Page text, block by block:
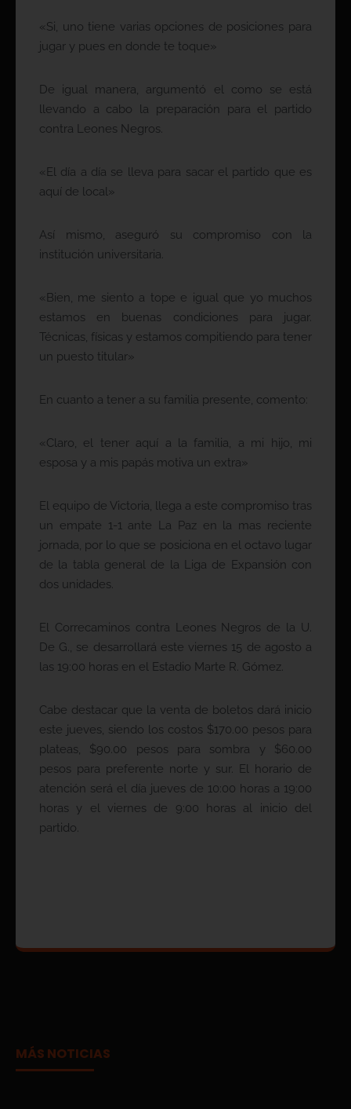
«Si, uno tiene varias opciones de posiciones para
jugar y pues en donde te toque»
De igual manera, argumentó el como se está
llevando a cabo la preparación para el partido
contra Leones Negros.
«El día a día se lleva para sacar el partido que es
aquí de local»
Así mismo, aseguró su compromiso con la
institución universitaria.
«Bien, me siento a tope e igual que yo muchos
estamos en buenas condiciones para jugar.
Técnicas, físicas y estamos compitiendo para tener
un puesto titular»
En cuanto a tener a su familia presente, comento:
«Claro, el tener aquí a la familia, a mi hijo, mi
esposa y a mis papás motiva un extra»
El equipo de Victoria, llega a este compromiso tras
un empate 1-1 ante La Paz en la mas reciente
jornada, por lo que se posiciona en el octavo lugar
de la tabla general de la Liga de Expansión con
dos unidades.
El Correcaminos contra Leones Negros de la U.
De G., se desarrollará este viernes 15 de agosto a
las 19:00 horas en el Estadio Marte R. Gómez.
Cabe destacar que la venta de boletos dará inicio
este jueves, siendo los costos $170.00 pesos para
plateas, $90.00 pesos para sombra y $60.00
pesos para preferente norte y sur. El horario de
atención será el día jueves de 10:00 horas a 19:00
horas y el viernes de 9:00 horas al inicio del
partido.
MÁS NOTICIAS